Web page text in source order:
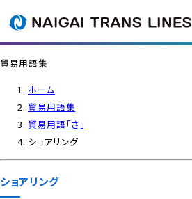
企業情報 / グローバルネットワーク
各種情報
最新情報
お問い合わせ / お見積り
貿易用語集
ホーム
貿易用語集
貿易用語「さ」
ショアリング
ショアリング